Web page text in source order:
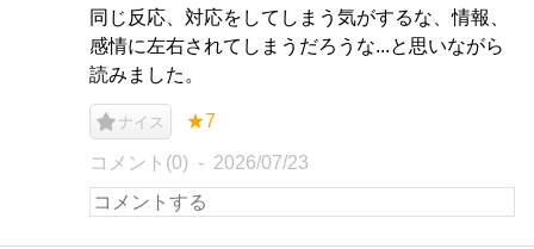
同じ反応、対応をしてしまう気がするな、情報、
感情に左右されてしまうだろうな...と思いながら
読みました。
ナイス ★7
コメント(0) 2026/07/23